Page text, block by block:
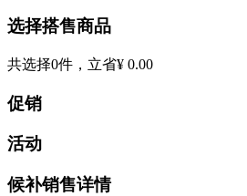
选择搭售商品
共选择0件，立省¥ 0.00
促销
活动
候补销售详情